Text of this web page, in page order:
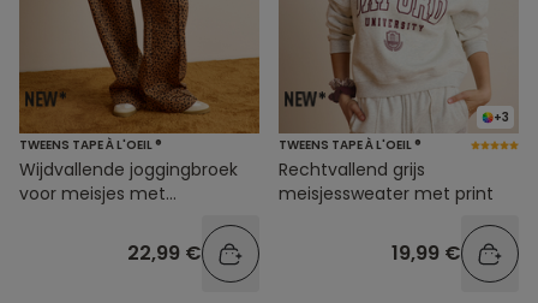
TWEENS TAPE À L'OEIL ®
Wijdvallende joggingbroek
voor meisjes met
22,99 €
+3
TWEENS TAPE À L'OEIL ®
Rechtvallend grijs
meisjessweater met print
19,99 €